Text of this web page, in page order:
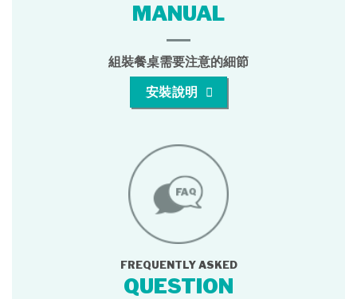
MANUAL
組裝餐桌需要注意的細節
安裝說明
FREQUENTLY ASKED
QUESTION